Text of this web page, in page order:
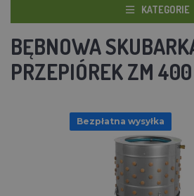
KATEGORIE
BĘBNOWA
PRZEPIÓREK ZM 400
Bezpłatna wysyłka